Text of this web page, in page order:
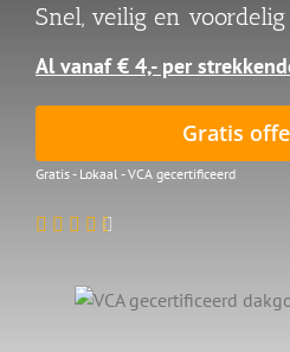
Snel, veilig en
Al vanaf € 4,- per
Gratis
Gratis - Lokaal - VCA gecertificeerd